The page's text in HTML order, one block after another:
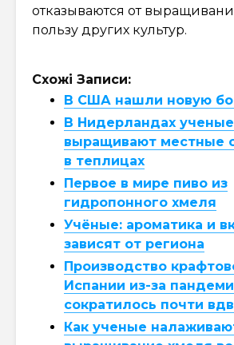
отказываются от
пользу других культур.
Схожі Записи:
В США нашли новую
В Нидерландах ученые
выращивают местные
в теплицах
Первое в мире пиво из
гидропонного хмеля
Учёные: ароматика и
зависят от региона
Производство
Испании из-за
сократилось почти
Как ученые